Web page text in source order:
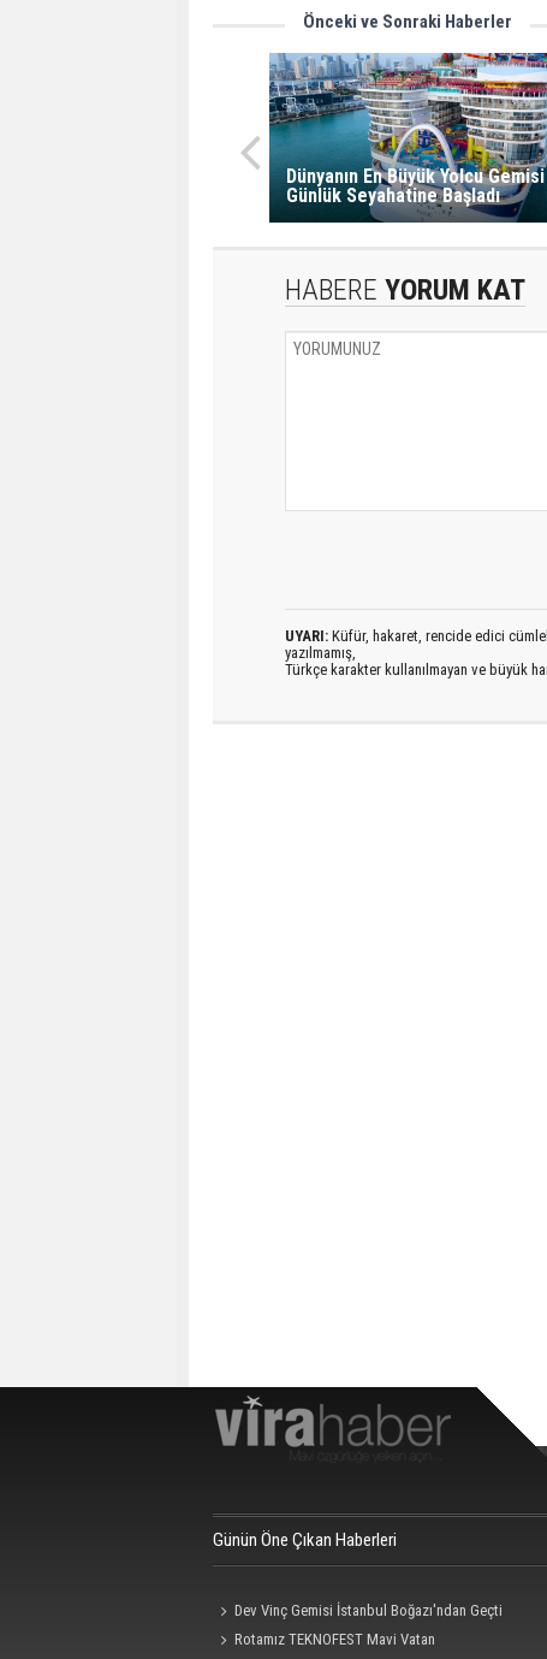
Önceki ve Sonraki Haberler
Dünyanın En Büyük Yolcu
Günlük Seyahatine Başladı
HABERE YORUM KAT
UYARI: Küfür, hakaret, rencide edici
yazılmamış,
Türkçe karakter kullanılmayan ve büyük
Günün Öne Çıkan Haberleri
Dev Vinç Gemisi İstanbul Boğazı'ndan Geçti
Rotamız TEKNOFEST Mavi Vatan